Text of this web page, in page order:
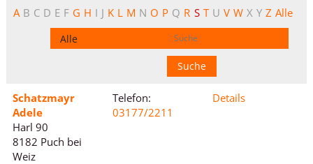
A B C D E F G H I J K L M N O P Q R S T U V W X Y Z Alle
Schatzmayr
Adele
Harl 90
8182 Puch bei
Weiz
Telefon:
03177/2211
Details